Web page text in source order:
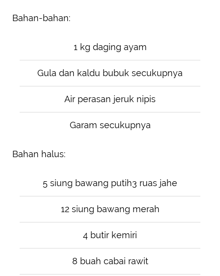
Bahan-bahan:
1 kg daging ayam
Gula dan kaldu bubuk secukupnya
Air perasan jeruk nipis
Garam secukupnya
Bahan halus:
5 siung bawang putih3 ruas jahe
12 siung bawang merah
4 butir kemiri
8 buah cabai rawit